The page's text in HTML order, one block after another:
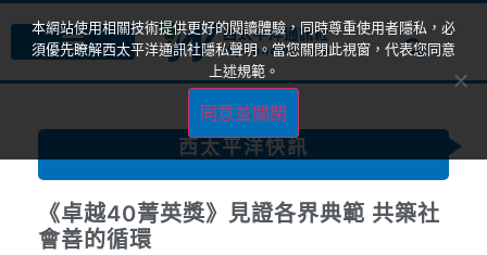
西太平洋快訊
《卓越40菁英獎》見證各界典範 共築社
會善的循環
本網站使用相關技術提供更好的閱讀體驗，同時尊重使用者隱私，必
須優先瞭解西太平洋通訊社隱私聲明。當您關閉此視窗，代表您同意
上述規範。
同意並關閉